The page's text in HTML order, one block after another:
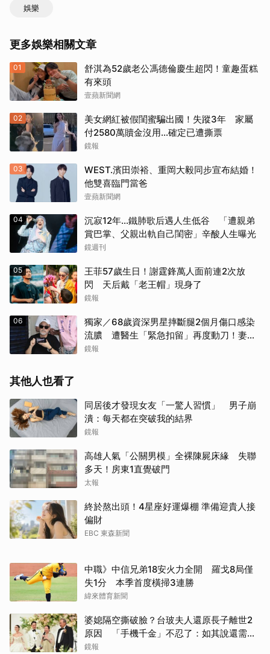
娛樂
更多娛樂相關文章
01
舒淇為52歲老公馮德倫慶生超閃！童趣蛋糕
有來頭
壹蘋新聞網
02
美女網紅被假閨蜜騙出國！失蹤3年 家屬
付2580萬贖金沒用…確定已遭撕票
鏡報
03
WEST.濱田崇裕、重岡大毅同步宣布結婚！
他雙喜臨門當爸
壹蘋新聞網
04
沉寂12年…鐵肺歌后遇人生低谷 「遭親弟
賞巴掌、父親出軌自己閨密」辛酸人生曝光
鏡週刊
05
王菲57歲生日！謝霆鋒萬人面前連2次放
閃 天后戴「老王帽」現身了
鏡報
06
獨家／68歲資深男星摔斷腿2個月傷口感染
流膿 遭醫生「緊急扣留」再度動刀！妻心
力交瘁曝現況
鏡報
其他人也看了
同居後才發現女友「一驚人習慣」 男子崩
潰：每天都在突破我的結界
鏡報
高雄人氣「公關男模」全裸陳屍床緣 失聯
多天！房東1直覺破門
太報
終於熬出頭！4星座好運爆棚 準備迎貴人接
偏財
EBC 東森新聞
中職》中信兄弟18安火力全開 羅戈8局僅
失1分 本季首度橫掃3連勝
緯來體育新聞
婆媳隔空撕破臉？台玻夫人還原長子離世2
原因 「手機千金」不忍了：如其說還需要
離開嗎？
鏡報